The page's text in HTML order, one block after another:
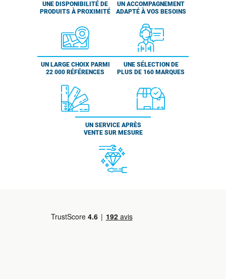
UNE DISPONIBILITÉ DE
PRODUITS À PROXIMITÉ
UN ACCOMPAGNEMENT
ADAPTÉ À VOS BESOINS
UN LARGE CHOIX PARMI
22 000 RÉFÉRENCES
UNE SÉLECTION DE
PLUS DE 160 MARQUES
UN SERVICE APRÈS
VENTE SUR MESURE